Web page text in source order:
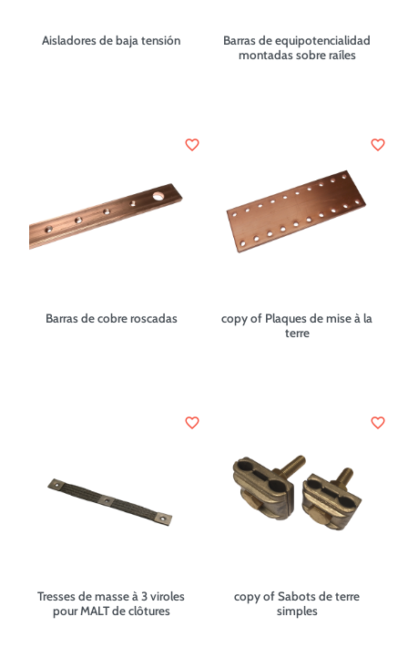
Aisladores de baja tensión
Barras de equipotencialidad
montadas sobre raíles
Barras de cobre roscadas
favorite_border
copy of Plaques de mise à la
terre
favorite_border
Tresses de masse à 3 viroles
pour MALT de clôtures
favorite_border
copy of Sabots de terre
simples
favorite_border